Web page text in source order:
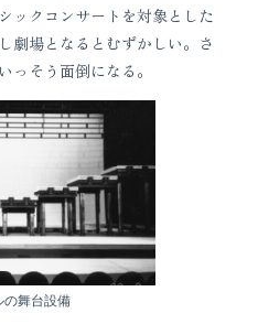
ックコンサートを対象とした
劇場となるとむずかしい。さ
っそう面倒になる。
の舞台設備